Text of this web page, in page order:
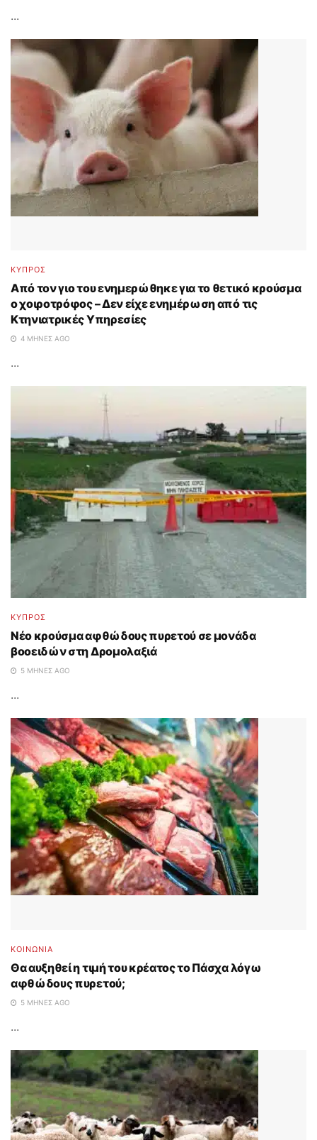
...
ΚΥΠΡΟΣ
Από τον γιο του ενημερώθηκε για το θετικό κρούσμα
ο χοιροτρόφος – Δεν είχε ενημέρωση από τις
Κτηνιατρικές Υπηρεσίες
4 ΜΉΝΕΣ AGO
...
ΚΥΠΡΟΣ
Νέο κρούσμα αφθώδους πυρετού σε μονάδα
βοοειδών στη Δρομολαξιά
5 ΜΉΝΕΣ AGO
...
ΚΟΙΝΩΝΙΑ
Θα αυξηθεί η τιμή του κρέατος το Πάσχα λόγω
αφθώδους πυρετού;
5 ΜΉΝΕΣ AGO
...